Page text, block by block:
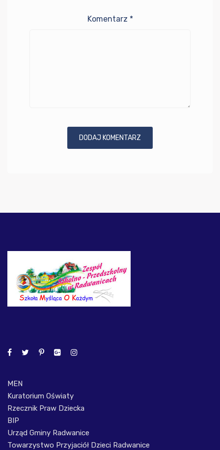
Komentarz *
MEN
Kuratorium Oświaty
Rzecznik Praw Dziecka
BIP
Urząd Gminy Radwanice
Towarzystwo Przyjaciół Dzieci Radwanice